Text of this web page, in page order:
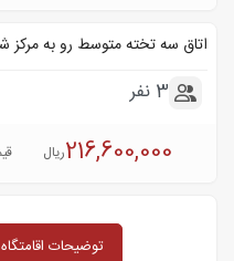
اتاق سه تخته متوسط رو به مرکز
3 نفر
216,600,000ریال
توضیحات اقامتگاه